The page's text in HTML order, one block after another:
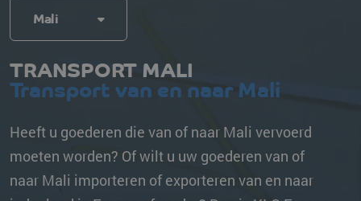
Mali
TRANSPORT MALI
Transport van en naar Mali
Heeft u goederen die van of naar Mali vervoerd
moeten worden? Of wilt u uw goederen van of
naar Mali importeren of exporteren van en naar